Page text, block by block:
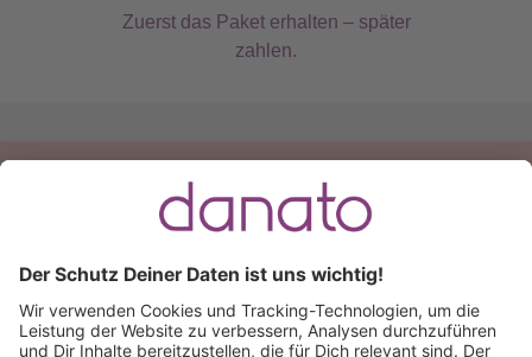
Zuerst das Paket erhalten – später
zahlen.
Du hast eine Frage?
+49 (0) 511 51 56 0300
schreib uns eineE-Mail
Käuferschutz inklusive Kauf auf Rechnung